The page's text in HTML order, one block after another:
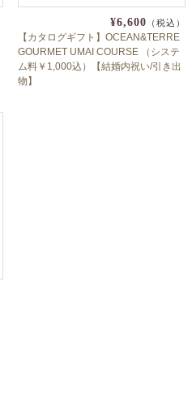
¥6,600 （税込）
【カタログギフト】OCEAN&TERRE
GOURMET UMAI COURSE （システ
ム料￥1,000込）【結婚内祝い/引き出
物】